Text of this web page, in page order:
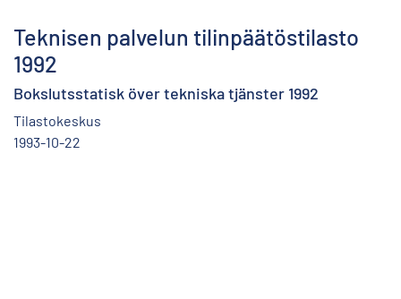
Teknisen palvelun tilinpäätöstilasto
1992
Bokslutsstatisk över tekniska tjänster 1992
Tilastokeskus
1993-10-22